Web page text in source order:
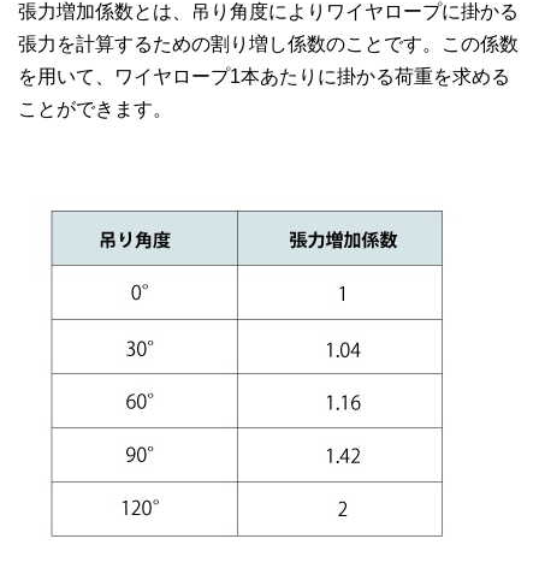
張力増加係数とは、吊り角度によりワイヤロープに掛かる
張力を計算するための割り増し係数のことです。この係数
を用いて、ワイヤロープ1本あたりに掛かる荷重を求める
ことができます。